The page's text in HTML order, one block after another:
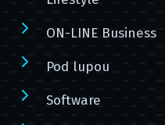
ON-LINE Business
Pod lupou
Software